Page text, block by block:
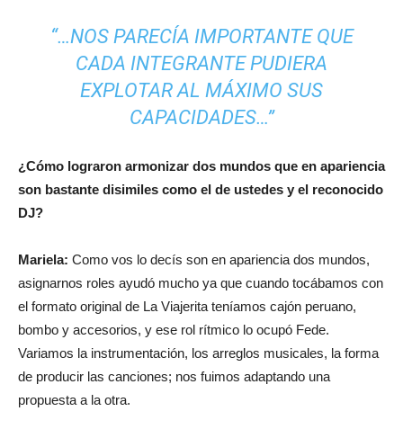
“…NOS PARECÍA IMPORTANTE QUE
CADA INTEGRANTE PUDIERA
EXPLOTAR AL MÁXIMO SUS
CAPACIDADES…”
¿Cómo lograron armonizar dos mundos que en apariencia
son bastante disimiles como el de ustedes y el reconocido
DJ?
Mariela: Como vos lo decís son en apariencia dos mundos,
asignarnos roles ayudó mucho ya que cuando tocábamos con
el formato original de La Viajerita teníamos cajón peruano,
bombo y accesorios, y ese rol rítmico lo ocupó Fede.
Variamos la instrumentación, los arreglos musicales, la forma
de producir las canciones; nos fuimos adaptando una
propuesta a la otra.